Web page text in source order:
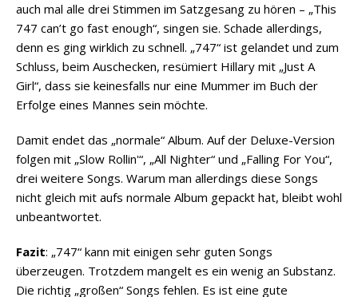
auch mal alle drei Stimmen im Satzgesang zu hören – „This
747 can’t go fast enough“, singen sie. Schade allerdings,
denn es ging wirklich zu schnell. „747“ ist gelandet und zum
Schluss, beim Auschecken, resümiert Hillary mit „Just A
Girl“, dass sie keinesfalls nur eine Mummer im Buch der
Erfolge eines Mannes sein möchte.
Damit endet das „normale“ Album. Auf der Deluxe-Version
folgen mit „Slow Rollin'“, „All Nighter“ und „Falling For You“,
drei weitere Songs. Warum man allerdings diese Songs
nicht gleich mit aufs normale Album gepackt hat, bleibt wohl
unbeantwortet.
Fazit: „747“ kann mit einigen sehr guten Songs
überzeugen. Trotzdem mangelt es ein wenig an Substanz.
Die richtig „großen“ Songs fehlen. Es ist eine gute